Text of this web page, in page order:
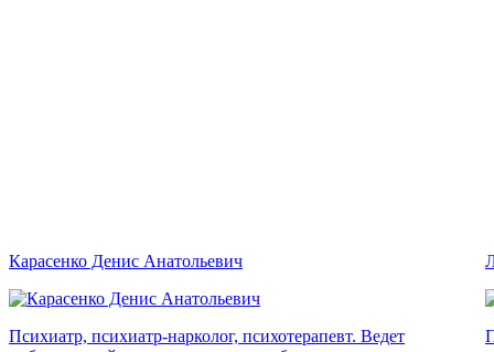
Карасенко Денис Анатольевич
Психиатр, психиатр-нарколог, психотерапевт. Ведет